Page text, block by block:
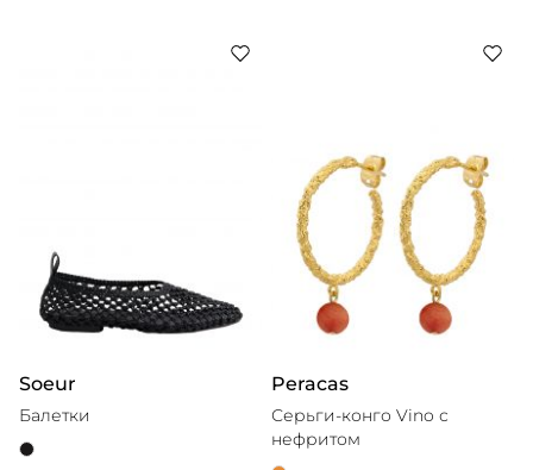
Soeur
Балетки
Peracas
Серьги-конго Vino с
нефритом